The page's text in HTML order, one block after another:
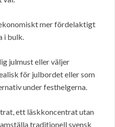
mer fördelaktigt
i bulk.
julmust eller väljer
för julbordet eller som
under festhelgerna.
ett läskkoncentrat utan
traditionell svensk